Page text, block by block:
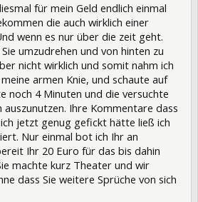
für mein Geld endlich einmal
die auch wirklich einer
wenn es nur über die zeit geht.
umzudrehen und von hinten zu
nicht wirklich und somit nahm ich
armen Knie, und schaute auf
noch 4 Minuten und die versuchte
Ihre Kommentare dass
jetzt genug gefickt hätte ließ ich
Nur einmal bot ich Ihr an
Ihr 20 Euro für das bis dahin
machte kurz Theater und wir
dass Sie weitere Sprüche von sich